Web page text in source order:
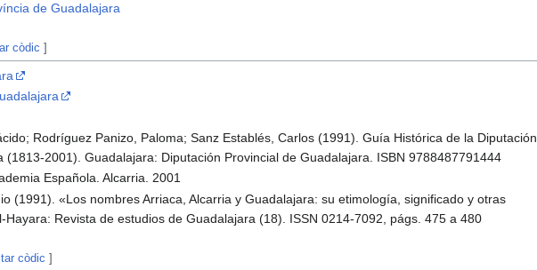
de Guadalajara
còdic ]
Rodríguez Panizo, Paloma; Sanz Establés, Carlos (1991). Guía Histórica de la Diputación
(1813-2001). Guadalajara: Diputación Provincial de Guadalajara. ISBN 9788487791444
Española. Alcarria. 2001
(1991). «Los nombres Arriaca, Alcarria y Guadalajara: su etimología, significado y otras
Hayara: Revista de estudios de Guadalajara (18). ISSN 0214-7092, págs. 475 a 480
còdic ]